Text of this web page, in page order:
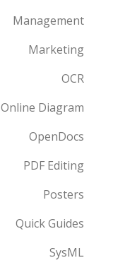
Management
Marketing
OCR
Online Diagram
OpenDocs
PDF Editing
Posters
Quick Guides
SysML